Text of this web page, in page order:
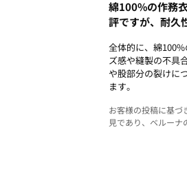
綿100%の作務
評ですが、耐久
全体的に、綿
ズ感や縫製の不具
や股部分の裂けに
ます。
お客様の投稿に基づ
見であり、ベルーナ